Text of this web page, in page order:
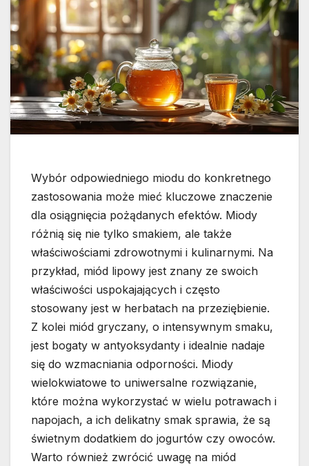
Wybór odpowiedniego miodu do konkretnego
zastosowania może mieć kluczowe znaczenie
dla osiągnięcia pożądanych efektów. Miody
różnią się nie tylko smakiem, ale także
właściwościami zdrowotnymi i kulinarnymi. Na
przykład, miód lipowy jest znany ze swoich
właściwości uspokajających i często
stosowany jest w herbatach na przeziębienie.
Z kolei miód gryczany, o intensywnym smaku,
jest bogaty w antyoksydanty i idealnie nadaje
się do wzmacniania odporności. Miody
wielokwiatowe to uniwersalne rozwiązanie,
które można wykorzystać w wielu potrawach i
napojach, a ich delikatny smak sprawia, że są
świetnym dodatkiem do jogurtów czy owoców.
Warto również zwrócić uwagę na miód